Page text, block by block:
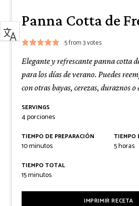
Panna Cotta de
5from3votes
Elegante y refrescante panna cotta
para los días de verano. Puedes
con otras bayas, cerezas, duraznos
SERVINGS
4porciones
TIEMPO DE PREPARACIÓN
10minutos
minutos
TIEMPO
5horas
horas
TIEMPO TOTAL
15minutos
minutos
IMPRIMIR RECETA